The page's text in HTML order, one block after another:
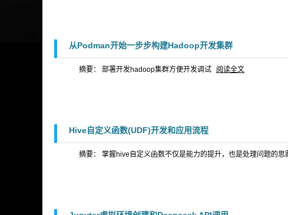
从Podman开始一步步构建Hadoop开发集群
摘要： 部署开发hadoop集群方便开发调试 阅读全文
Hive自定义函数(UDF)开发和应用流程
摘要： 掌握hive自定义函数不仅是能力的提升，也是处理问题的思